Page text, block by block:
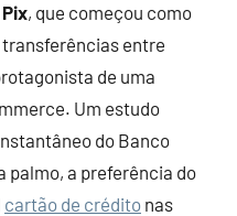
Pix, que começou como
entre
de uma
Um estudo
do Banco
palmo, a preferência do
cartão de crédito nas